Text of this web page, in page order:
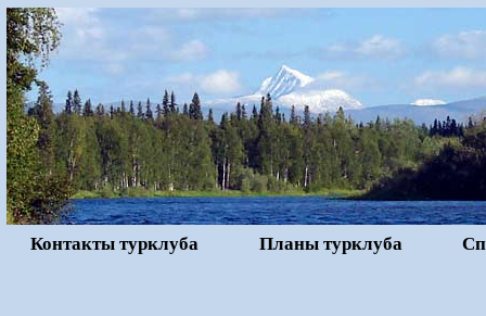
Контакты турклуба Планы турклуба